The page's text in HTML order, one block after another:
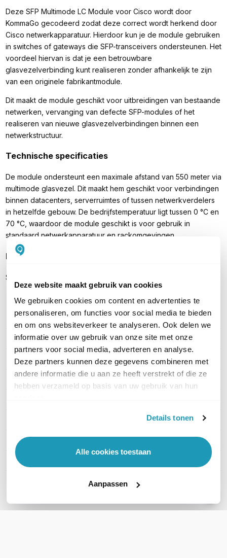
Deze website maakt gebruik van cookies
We gebruiken cookies om content en advertenties te
personaliseren, om functies voor social media te bieden
en om ons websiteverkeer te analyseren. Ook delen we
informatie over uw gebruik van onze site met onze
partners voor social media, adverteren en analyse.
Deze partners kunnen deze gegevens combineren met
andere informatie die u aan ze heeft verstrekt of die ze
hebben verzameld op basis van uw gebruik van hun
Details tonen
Alle cookies toestaan
Aanpassen
Deze SFP Multimode LC Module voor Cisco wordt door
KommaGo gecodeerd zodat deze correct wordt herkend door
Cisco netwerkapparatuur. Hierdoor kun je de module gebruiken
in switches of gateways die SFP-transceivers ondersteunen. Het
voordeel hiervan is dat je een betrouwbare
glasvezelverbinding kunt realiseren zonder afhankelijk te zijn
van een originele fabrikantmodule.
Dit maakt de module geschikt voor uitbreidingen van bestaande
netwerken, vervanging van defecte SFP-modules of het
realiseren van nieuwe glasvezelverbindingen binnen een
netwerkstructuur.
Technische specificaties
De module ondersteunt een maximale afstand van 550 meter via
multimode glasvezel. Dit maakt hem geschikt voor verbindingen
binnen datacenters, serverruimtes of tussen netwerkverdelers
in hetzelfde gebouw. De bedrijfstemperatuur ligt tussen 0 °C en
70 °C, waardoor de module geschikt is voor gebruik in
standaard netwerkapparatuur en rackomgevingen.
Inhoud verpakking
SFP Multimode LC Module voor Cisco
PRODUCT DETAILS
Merk KommaGo
Artikelnummer Cisco_SFP_Multimode
Singlemode of multimode Multimode
2 - Duplex
Equivalent
SFP-merk
Toon meer